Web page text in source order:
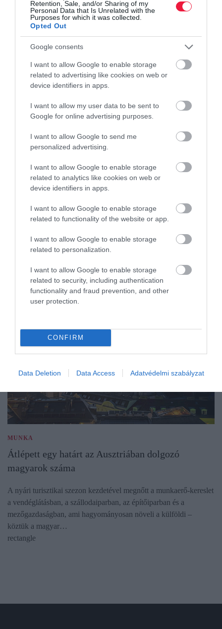
Retention, Sale, and/or Sharing of my
Personal Data that Is Unrelated with the
Purposes for which it was collected.
Opted Out
Google consents
I want to allow Google to enable storage
related to advertising like cookies on web or
device identifiers in apps.
I want to allow my user data to be sent to
Google for online advertising purposes.
I want to allow Google to send me
personalized advertising.
I want to allow Google to enable storage
related to analytics like cookies on web or
device identifiers in apps.
I want to allow Google to enable storage
related to functionality of the website or app.
I want to allow Google to enable storage
related to personalization.
I want to allow Google to enable storage
related to security, including authentication
functionality and fraud prevention, and other
user protection.
CONFIRM
Data Deletion Data Access Adatvédelmi szabályzat
Több mint fél évszázad után bezárt a Balaton
legendás üzeme
Egykor teherautók álltak sorban Balatonbogláron, hogy
mindenfelé az országban – és még azon túl is – szétszórják az itt
készült italokat. Napjainkban azonban már csak a csend uralja a
BB üzemét…
MUNKA
Átlépett egy határt az Ausztriában dolgozó
magyarok száma
A nyári turisztikai szezon kezdetével megnőtt a munkaerő-kereslet
a vendéglátásban, a szállodaiparban, az építőiparban és a
mezőgazdaságban, ami hagyományosan növeli a külföldi –
köztük a magyar…
rectangle